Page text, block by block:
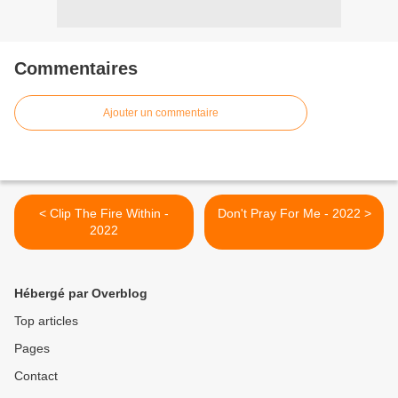
Commentaires
Ajouter un commentaire
< Clip The Fire Within -
2022
Don't Pray For Me - 2022 >
Hébergé par Overblog
Top articles
Pages
Contact